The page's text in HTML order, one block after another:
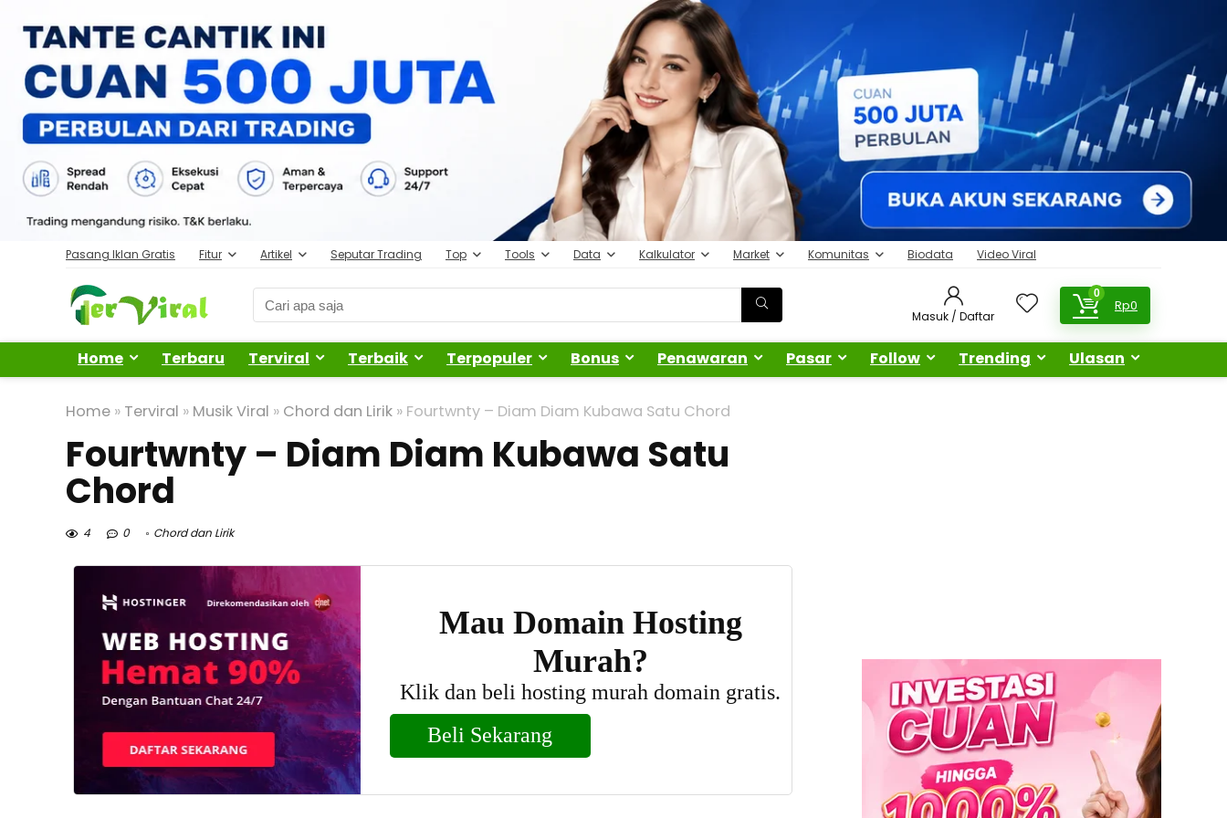
Pasang Iklan Gratis Fitur Artikel Seputar Trading Top Tools Data Kalkulator Market Komunitas Biodata Video Viral
Masuk / Daftar
0
Rp0
Home Terbaru Terviral Terbaik Terpopuler Bonus Penawaran Pasar Follow Trending Ulasan
Home » Terviral » Musik Viral » Chord dan Lirik » Fourtwnty – Diam Diam Kubawa Satu Chord
Fourtwnty – Diam Diam Kubawa Satu
Chord
4 0 Chord dan Lirik